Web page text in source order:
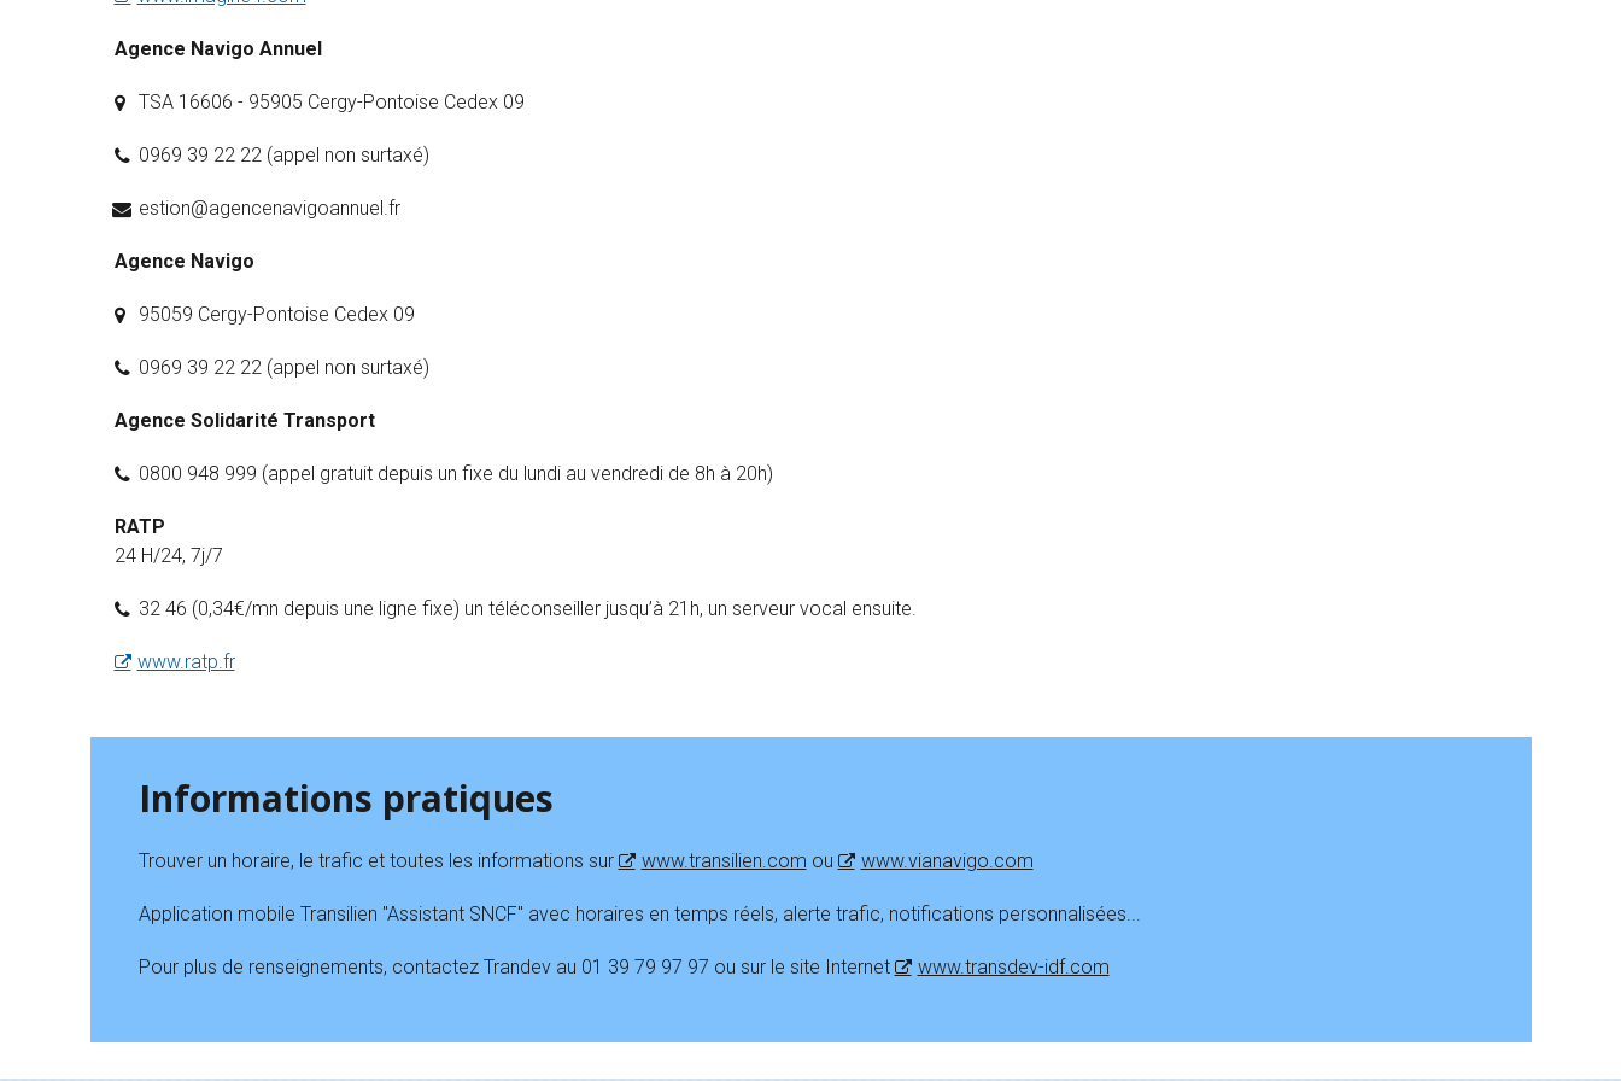
Agence Navigo Annuel
TSA 16606 - 95905 Cergy-Pontoise Cedex 09
0969 39 22 22 (appel non surtaxé)
estion@agencenavigoannuel.fr
Agence Navigo
95059 Cergy-Pontoise Cedex 09
0969 39 22 22 (appel non surtaxé)
Agence Solidarité Transport
0800 948 999 (appel gratuit depuis un fixe du lundi au vendredi de 8h à 20h)
RATP
24 H/24, 7j/7
32 46 (0,34€/mn depuis une ligne fixe) un téléconseiller jusqu’à 21h, un serveur vocal ensuite.
www.ratp.fr
Informations pratiques
Trouver un horaire, le trafic et toutes les informations sur www.transilien.com ou www.vianavigo.com
Application mobile Transilien "Assistant SNCF" avec horaires en temps réels, alerte trafic, notifications personnalisées...
Pour plus de renseignements, contactez Trandev au 01 39 79 97 97 ou sur le site Internet www.transdev-idf.com